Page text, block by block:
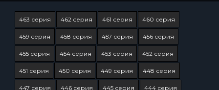
463 серия 462 серия 461 серия 460 серия
459 серия 458 серия 457 серия 456 серия
455 серия 454 серия 453 серия 452 серия
451 серия 450 серия 449 серия 448 серия
447 серия 446 серия 445 серия 444 серия